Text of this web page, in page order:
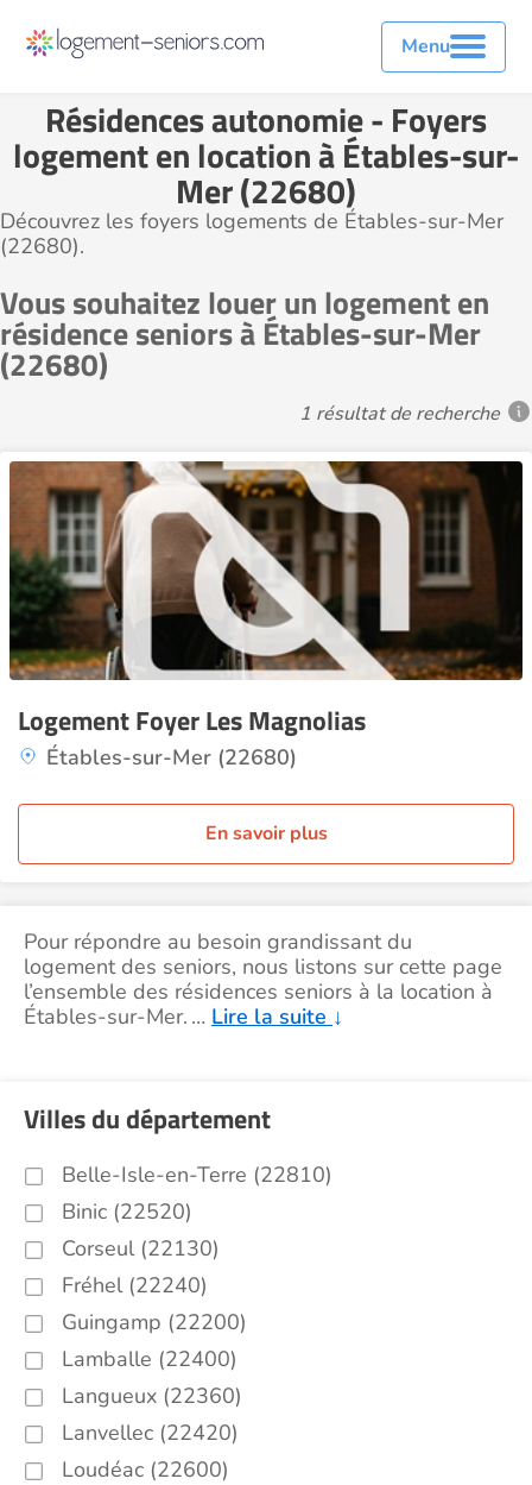
Menu
Résidences autonomie - Foyers
logement en location à Étables-sur-
Mer (22680)
Découvrez les foyers logements de Étables-sur-Mer
(22680).
Vous souhaitez louer un logement en
résidence seniors à Étables-sur-Mer
(22680)
1 résultat de recherche
Logement Foyer Les Magnolias
Étables-sur-Mer (22680)
En savoir plus
Pour répondre au besoin grandissant du
logement des seniors, nous listons sur cette page
l’ensemble des résidences seniors à la location à
Étables-sur-Mer. … Lire la suite ↓
Villes du département
Belle-Isle-en-Terre (22810)
Binic (22520)
Corseul (22130)
Fréhel (22240)
Guingamp (22200)
Lamballe (22400)
Langueux (22360)
Lanvellec (22420)
Loudéac (22600)